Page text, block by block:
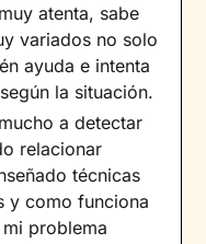
atenta, sabe
variados no solo
ayuda e intenta
la situación.
a detectar
relacionar
técnicas
y como funciona
problema